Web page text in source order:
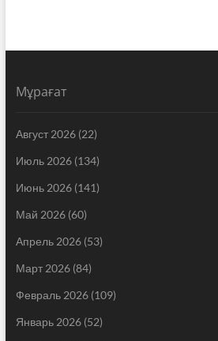
Мұрағат
Август 2026(22)
Июль 2026(134)
Июнь 2026(141)
Май 2026(60)
Апрель 2026(53)
Март 2026(84)
Февраль 2026(109)
Январь 2026(52)